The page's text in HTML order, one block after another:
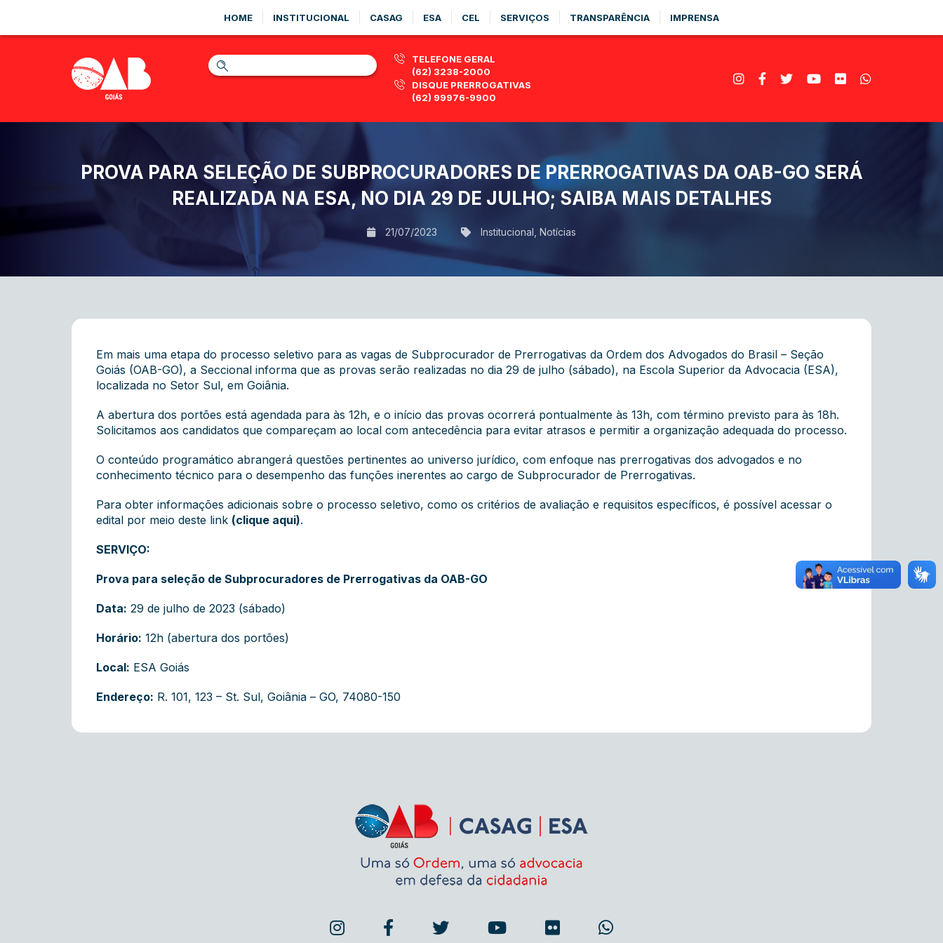
HOME INSTITUCIONAL CASAG ESA CEL SERVIÇOS TRANSPARÊNCIA IMPRENSA
TELEFONE GERAL
(62) 3238-2000
DISQUE PRERROGATIVAS
(62) 99976-9900
PROVA PARA SELEÇÃO DE SUBPROCURADORES DE PRERROGATIVAS DA OAB-GO SERÁ
REALIZADA NA ESA, NO DIA 29 DE JULHO; SAIBA MAIS DETALHES
21/07/2023 Institucional Notícias
Em mais uma etapa do processo seletivo para as vagas de Subprocurador de Prerrogativas da Ordem dos Advogados do Brasil – Seção
Goiás (OAB-GO), a Seccional informa que as provas serão realizadas no dia 29 de julho (sábado), na Escola Superior da Advocacia (ESA),
localizada no Setor Sul, em Goiânia.
A abertura dos portões está agendada para às 12h, e o início das provas ocorrerá pontualmente às 13h, com término previsto para às 18h.
Solicitamos aos candidatos que compareçam ao local com antecedência para evitar atrasos e permitir a organização adequada do processo.
O conteúdo programático abrangerá questões pertinentes ao universo jurídico, com enfoque nas prerrogativas dos advogados e no
conhecimento técnico para o desempenho das funções inerentes ao cargo de Subprocurador de Prerrogativas.
Para obter informações adicionais sobre o processo seletivo, como os critérios de avaliação e requisitos específicos, é possível acessar o
edital por meio deste link (clique aqui).
SERVIÇO:
Prova para seleção de Subprocuradores de Prerrogativas da OAB-GO
Data: 29 de julho de 2023 (sábado)
Horário: 12h (abertura dos portões)
Local: ESA Goiás
Endereço: R. 101, 123 – St. Sul, Goiânia – GO, 74080-150